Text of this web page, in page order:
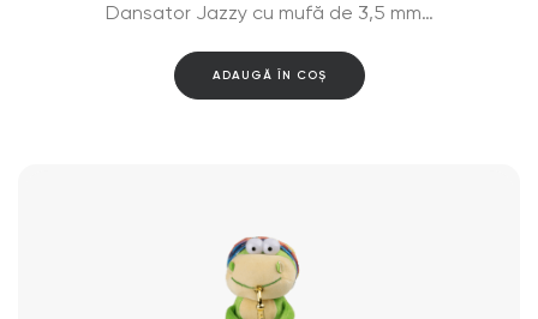
Dansator Jazzy cu mufă de 3,5 mm…
ADAUGĂ ÎN COȘ